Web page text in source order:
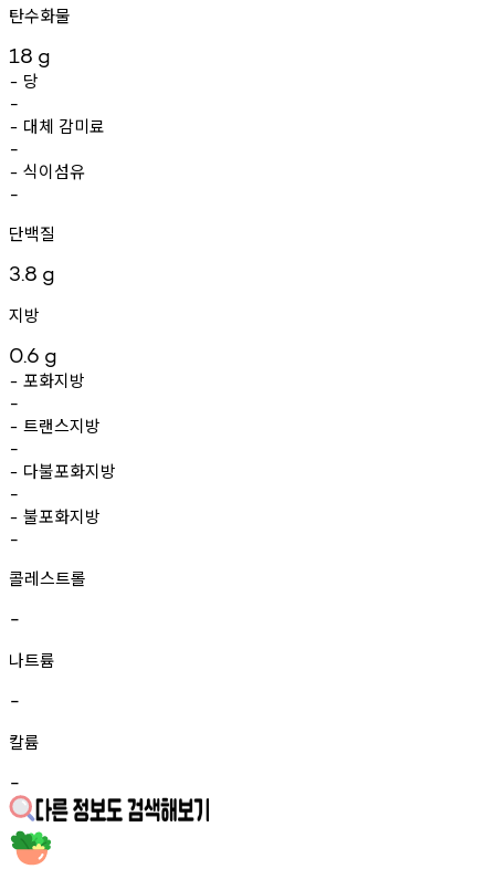
탄수화물
18 g
- 당
-
- 대체 감미료
-
- 식이섬유
-
단백질
3.8 g
지방
0.6 g
- 포화지방
-
- 트랜스지방
-
- 다불포화지방
-
- 불포화지방
-
콜레스트롤
-
나트륨
-
칼륨
-